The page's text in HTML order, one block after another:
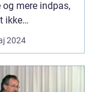
og mere indpas,
ikke
at
2024